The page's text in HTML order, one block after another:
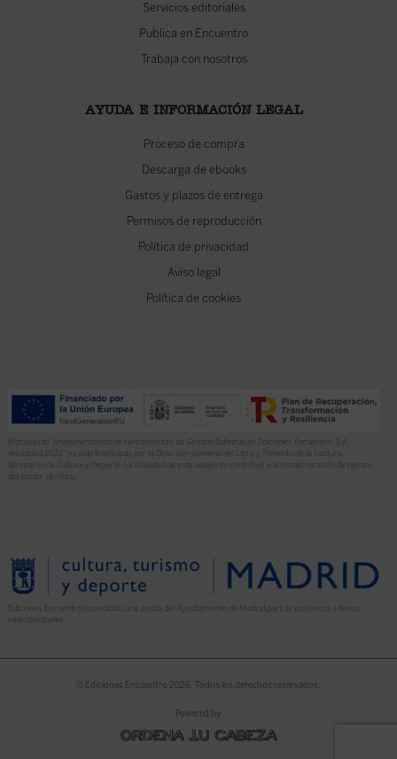
Servicios editoriales
Publica en Encuentro
Trabaja con nosotros
AYUDA E INFORMACIÓN LEGAL
Proceso de compra
Descarga de ebooks
Gastos y plazos de entrega
Permisos de reproducción
Política de privacidad
Aviso legal
Política de cookies
El proyecto “Implementación de herramientas de Gestión Editorial en Ediciones Encuentro, S.A.
anualidad 2022” ha sido financiado por la Dirección General del Libro y Fomento de la Lectura,
Ministerio de Cultura y Deporte. La finalidad de este apoyo es contribuir a la modernización de pymes
del sector del libro.
Ediciones Encuentro ha recibido una ayuda del Ayuntamiento de Madrid para la asistencia a ferias
© Ediciones Encuentro 2026. Todos los derechos reservados.
Powered by